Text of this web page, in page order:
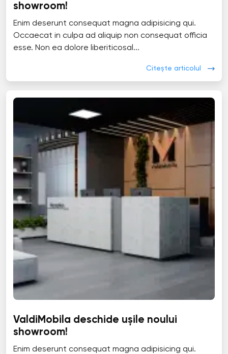
showroom!
Enim deserunt consequat magna adipisicing qui.
Occaecat in culpa ad aliquip non consequat officia
esse. Non ea dolore liberiticosal...
Citește articolul
ValdiMobila deschide ușile noului
showroom!
Enim deserunt consequat magna adipisicing qui.